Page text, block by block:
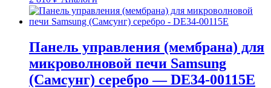
Панель управления (мембрана) для
микроволновой печи Samsung
(Самсунг) серебро — DE34-00115E